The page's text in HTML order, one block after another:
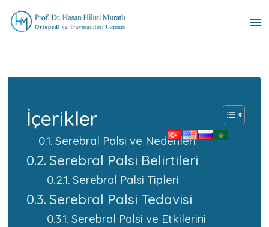
HAKKINDA
BLOG
İLETIŞIM
ENGLISH
РУССКИЙ
العربية
БЪЛГАРСКИ
İçerikler
Serebral Palsi ve Nedenleri
Serebral Palsi Belirtileri
Serebral Palsi Tipleri
Serebral Palsi Tedavisi
Serebral Palsi ve Etkilerini